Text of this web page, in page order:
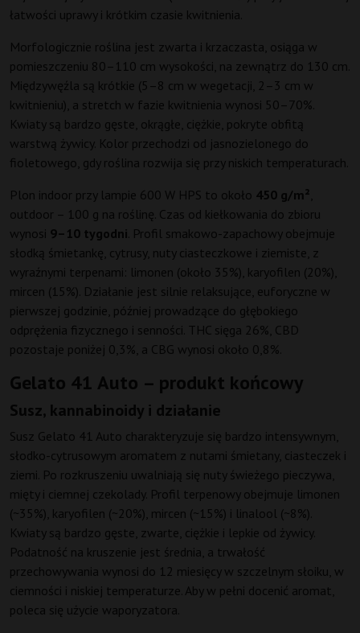
łatwości uprawy i krótkim czasie kwitnienia.
Morfologicznie roślina jest zwarta i krzaczasta, osiąga w
pomieszczeniu 80–110 cm wysokości, na zewnątrz do 130 cm.
Międzywęźla są krótkie (5–8 cm w wegetacji, 2–3 cm w
kwitnieniu), a stretch w fazie kwitnienia wynosi 50–70%.
Kwiaty są bardzo gęste, okrągłe, ciężkie, pokryte obfitą
warstwą żywicy. Kolor przechodzi od jasnozielonego do
fioletowego, gdy roślina rozwija się przy niskich temperaturach.
Plon indoor przy lampie 600 W HPS to około 450 g/m²
outdoor – 100 g na roślinę. Czas od kiełkowania do zbioru
wynosi 9–10 tygodni . Profil smakowo-zapachowy obejmuje
słodką śmietankę, cytrusy, nuty ciasteczkowe i ziemiste, z
wyraźnymi terpenami: limonen (około 35%), karyofilen (20%),
mircen (15%). Działanie jest silnie relaksujące, euforyczne w
pierwszej godzinie, później prowadzące do głębokiego
odprężenia fizycznego i senności. THC sięga 26%, CBD
pozostaje poniżej 0,3%, a CBG wynosi około 0,8%.
Gelato 41 Auto – produkt końcowy
Susz, kannabinoidy i działanie
Susz Gelato 41 Auto charakteryzuje się bardzo intensywnym,
słodko-cytrusowym aromatem z nutami śmietany, ciasteczek i
ziemi. Po rozkruszeniu uwalniają się nuty świeżego pieczywa,
mięty i ciemnej czekolady. Profil terpenowy obejmuje limonen
(~35%), karyofilen (~20%), mircen (~15%) i linalool (~8%).
Kwiaty są bardzo gęste, zwarte, ciężkie i lepkie od żywicy.
Podatność na kruszenie jest średnia, a trwałość
przechowywania wynosi do 12 miesięcy w szczelnym słoiku, w
ciemności i niskiej temperaturze. Aby w pełni docenić aromat,
poleca się użycie waporyzatora.